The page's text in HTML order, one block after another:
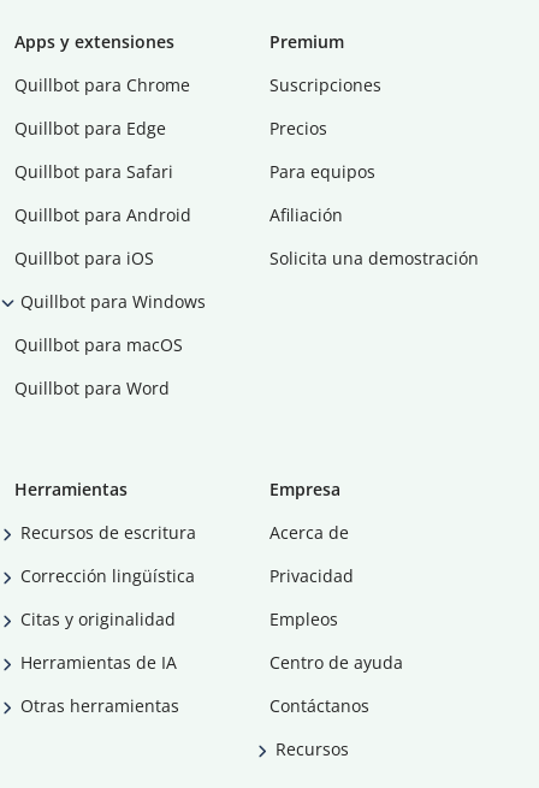
Apps y extensiones
Quillbot para Chrome
Quillbot para Edge
Quillbot para Safari
Quillbot para Android
Quillbot para iOS
Quillbot para Windows
Quillbot para macOS
Quillbot para Word
Premium
Suscripciones
Precios
Para equipos
Afiliación
Solicita una demostración
Herramientas
Recursos de escritura
Corrección lingüística
Citas y originalidad
Herramientas de IA
Otras herramientas
Empresa
Acerca de
Privacidad
Empleos
Centro de ayuda
Contáctanos
Recursos